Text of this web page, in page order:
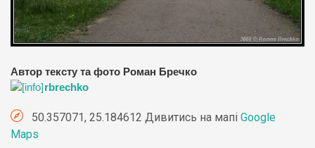
Автор тексту та фото Роман Бречко
rbrechko
50.357071, 25.184612 Дивитись на мапі Google
Maps